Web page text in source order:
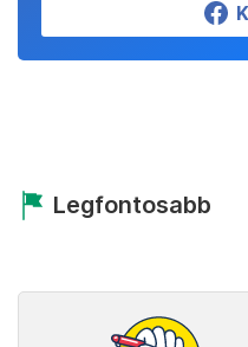
Legfontosabb